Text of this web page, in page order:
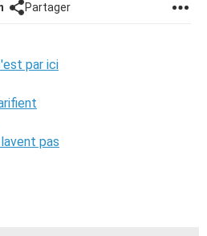
Partager
par ici
pas